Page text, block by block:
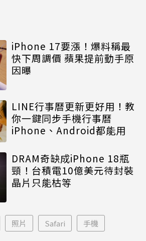
iPhone 17要漲！爆料稱最
快下周調價 蘋果提前動手原
因曝
LINE行事曆更新更好用！教
你一鍵同步手機行事曆
iPhone、Android都能用
DRAM奇缺成iPhone 18瓶
頸！台積電10億美元待封裝
晶片只能枯等
照片 Safari 手機